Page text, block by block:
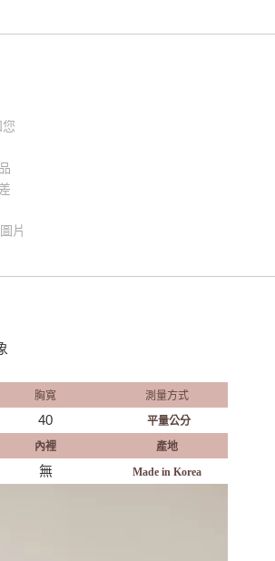
片
胸寬
測量方式
40
平量公分
內裡 產地
無 Made in Korea